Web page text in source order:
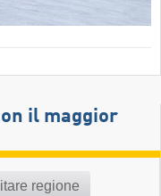
il maggior
regione